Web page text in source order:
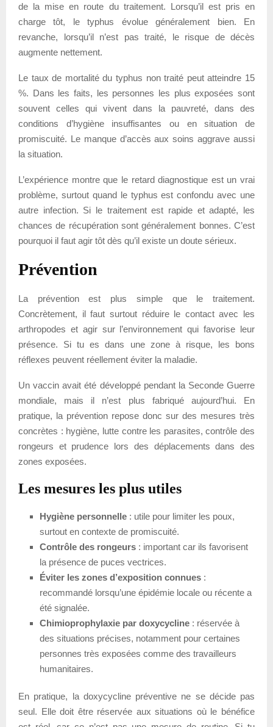
de la mise en route du traitement. Lorsqu’il est pris en
charge tôt, le typhus évolue généralement bien. En
revanche, lorsqu’il n’est pas traité, le risque de décès
augmente nettement.
Le taux de mortalité du typhus non traité peut atteindre 15
%. Dans les faits, les personnes les plus exposées sont
souvent celles qui vivent dans la pauvreté, dans des
conditions d’hygiène insuffisantes ou en situation de
promiscuité. Le manque d’accès aux soins aggrave aussi
la situation.
L’expérience montre que le retard diagnostique est un vrai
problème, surtout quand le typhus est confondu avec une
autre infection. Si le traitement est rapide et adapté, les
chances de récupération sont généralement bonnes. C’est
pourquoi il faut agir tôt dès qu’il existe un doute sérieux.
Prévention
La prévention est plus simple que le traitement.
Concrètement, il faut surtout réduire le contact avec les
arthropodes et agir sur l’environnement qui favorise leur
présence. Si tu es dans une zone à risque, les bons
réflexes peuvent réellement éviter la maladie.
Un vaccin avait été développé pendant la Seconde Guerre
mondiale, mais il n’est plus fabriqué aujourd’hui. En
pratique, la prévention repose donc sur des mesures très
concrètes : hygiène, lutte contre les parasites, contrôle des
rongeurs et prudence lors des déplacements dans des
zones exposées.
Les mesures les plus utiles
Hygiène personnelle : utile pour limiter les poux,
surtout en contexte de promiscuité.
Contrôle des rongeurs : important car ils favorisent
la présence de puces vectrices.
Éviter les zones d’exposition connues :
recommandé lorsqu’une épidémie locale ou récente a
été signalée.
Chimioprophylaxie par doxycycline : réservée à
des situations précises, notamment pour certaines
personnes très exposées comme des travailleurs
humanitaires.
En pratique, la doxycycline préventive ne se décide pas
seul. Elle doit être réservée aux situations où le bénéfice